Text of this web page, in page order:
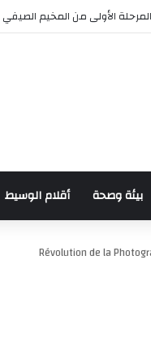
العرش المجيد
بيئة وصحة أقلام الوسيط
Révolution de la